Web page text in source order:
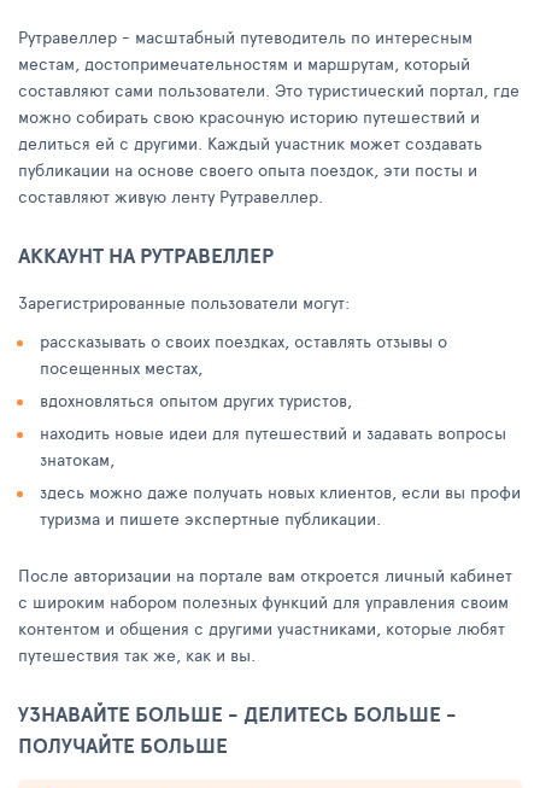
Рутравеллер - масштабный путеводитель по интересным
местам, достопримечательностям и маршрутам, который
составляют сами пользователи. Это туристический портал, где
можно собирать свою красочную историю путешествий и
делиться ей с другими. Каждый участник может создавать
публикации на основе своего опыта поездок, эти посты и
составляют живую ленту Рутравеллер.
АККАУНТ НА РУТРАВЕЛЛЕР
Зарегистрированные пользователи могут:
рассказывать о своих поездках, оставлять отзывы о
посещенных местах,
вдохновляться опытом других туристов,
находить новые идеи для путешествий и задавать вопросы
знатокам,
здесь можно даже получать новых клиентов, если вы профи
туризма и пишете экспертные публикации.
После авторизации на портале вам откроется личный кабинет
с широким набором полезных функций для управления своим
контентом и общения с другими участниками, которые любят
путешествия так же, как и вы.
УЗНАВАЙТЕ БОЛЬШЕ - ДЕЛИТЕСЬ БОЛЬШЕ -
ПОЛУЧАЙТЕ БОЛЬШЕ